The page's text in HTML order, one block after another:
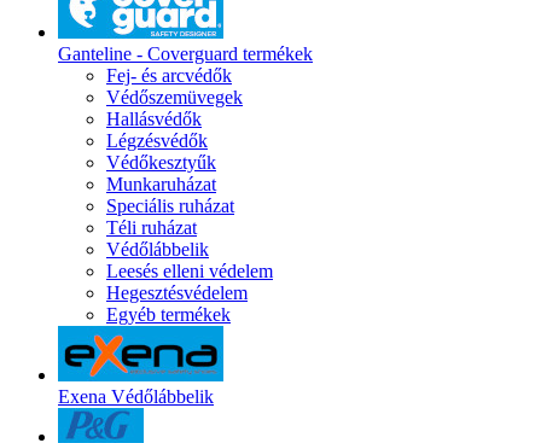
Ganteline - Coverguard termékek
Fej- és arcvédők
Védőszemüvegek
Hallásvédők
Légzésvédők
Védőkesztyűk
Munkaruházat
Speciális ruházat
Téli ruházat
Védőlábbelik
Leesés elleni védelem
Hegesztésvédelem
Egyéb termékek
Exena Védőlábbelik